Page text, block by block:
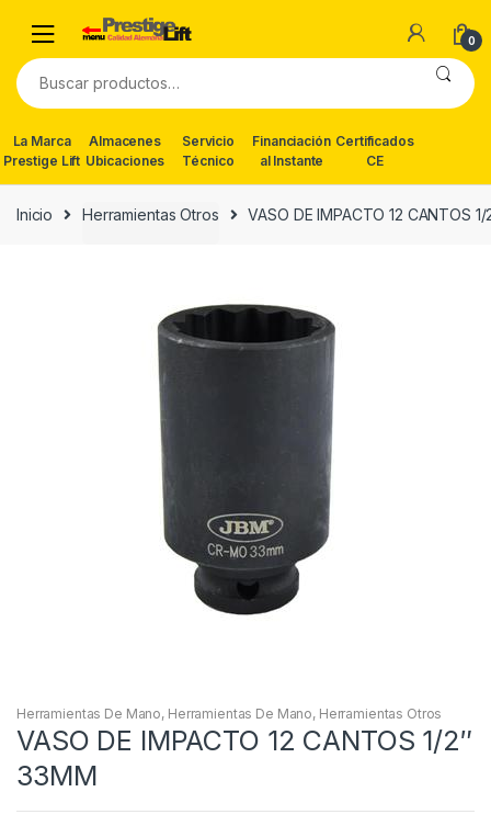
navigation
content
0
Buscar
por:
La Marca
Prestige Lift
Almacenes
Ubicaciones
Servicio
Técnico
Financiación
al Instante
Certificados
CE
Inicio Herramientas Otros VASO DE IMPACTO 12 CANTOS
Herramientas De Mano, Herramientas De Mano, Herramientas Otros
VASO DE IMPACTO 12 CANTOS 1/2″
33MM